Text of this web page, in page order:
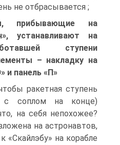
не отбрасывается ;
прибывающие на
устанавливают на
ступени
– накладку на
и панель «П»
ракетная ступень
с соплом на конце)
на себя непохожее?
на астронавтов,
«Скайлэбу» на корабле